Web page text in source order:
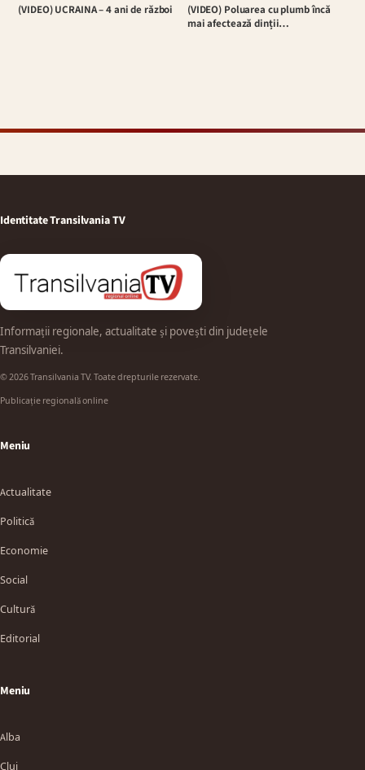
(VIDEO) UCRAINA – 4 ani de război
(VIDEO) Poluarea cu plumb încă
mai afectează dinții…
Identitate Transilvania TV
Informații regionale, actualitate și povești din județele
Transilvaniei.
© 2026 Transilvania TV. Toate drepturile rezervate.
Publicație regională online
Meniu
Actualitate
Politică
Economie
Social
Cultură
Editorial
Meniu
Alba
Cluj